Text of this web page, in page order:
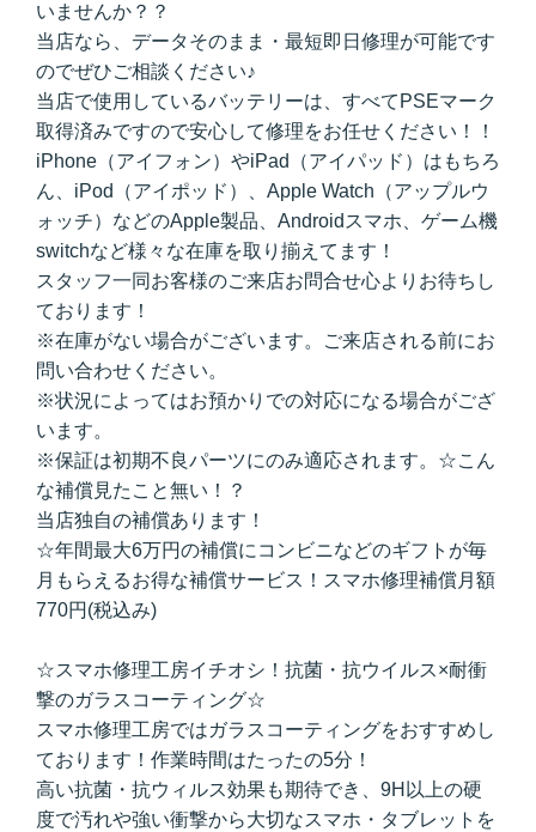
いませんか？？
当店なら、データそのまま・最短即日修理が可能です
のでぜひご相談ください♪
当店で使用しているバッテリーは、すべてPSEマーク
取得済みですので安心して修理をお任せください！！
iPhone（アイフォン）やiPad（アイパッド）はもちろ
ん、iPod（アイポッド）、Apple Watch（アップルウ
ォッチ）などのApple製品、Androidスマホ、ゲーム機
switchなど様々な在庫を取り揃えてます！
スタッフ一同お客様のご来店お問合せ心よりお待ちし
ております！
※在庫がない場合がございます。ご来店される前にお
問い合わせください。
※状況によってはお預かりでの対応になる場合がござ
います。
※保証は初期不良パーツにのみ適応されます。☆こん
な補償見たこと無い！？
当店独自の補償あります！
☆年間最大6万円の補償にコンビニなどのギフトが毎
月もらえるお得な補償サービス！スマホ修理補償月額
770円(税込み)
☆スマホ修理工房イチオシ！抗菌・抗ウイルス×耐衝
撃のガラスコーティング☆
スマホ修理工房ではガラスコーティングをおすすめし
ております！作業時間はたったの5分！
高い抗菌・抗ウィルス効果も期待でき、9H以上の硬
度で汚れや強い衝撃から大切なスマホ・タブレットを